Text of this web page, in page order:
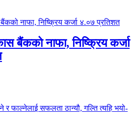
बैंकको नाफा, निष्क्रिय कर्जा